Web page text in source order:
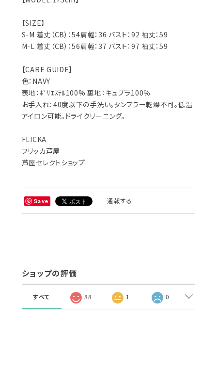
【SIZE】
S-M 着丈（CB）：54肩幅：36 バスト：92 袖丈：59
M-L 着丈（CB）：56肩幅：37 バスト：97 袖丈：59
【CARE GUIDE】
色：NAVY
表地：ﾎﾟﾘｴｽﾃﾙ100% 裏地：キュプラ100％
お手入れ: 40度以下の手洗い。タンブラー乾燥不可。低温
アイロン可能。ドライクリーニング。
FLICKA
フリッカ芦屋
芦屋セレクトショップ
Save 通報する
ショップの評価
すべて 88 1 0